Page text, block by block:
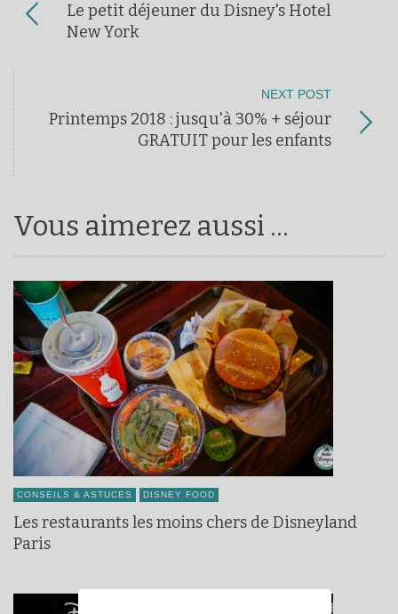
Le petit déjeuner du Disney's Hotel
New York
NEXT POST
Printemps 2018 : jusqu'à 30% + séjour
GRATUIT pour les enfants
Vous aimerez aussi ...
CONSEILS & ASTUCES DISNEY FOOD
Les restaurants les moins chers de Disneyland
Paris